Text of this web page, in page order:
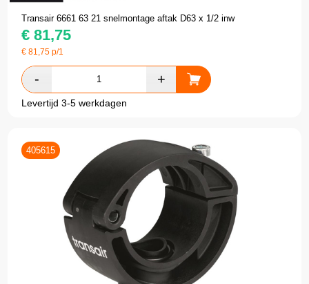
Transair 6661 63 21 snelmontage aftak D63 x 1/2 inw
€ 81,75
€81,75 p/1
Levertijd 3-5 werkdagen
405615